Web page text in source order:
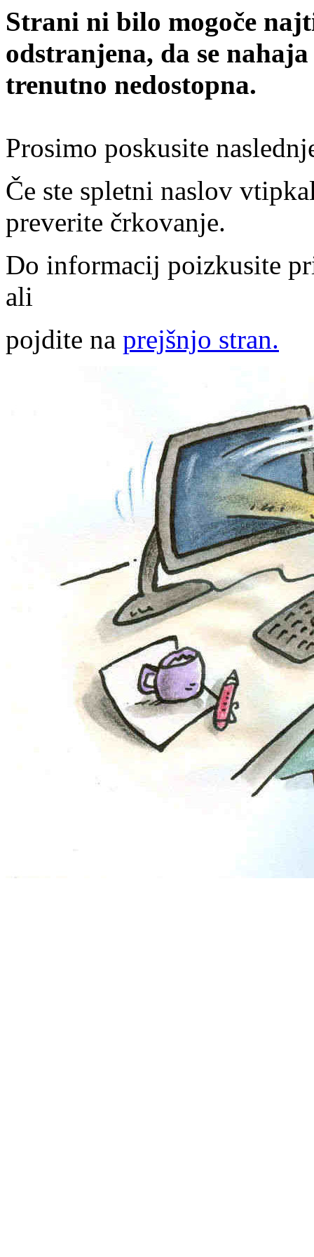
Strani ni bilo mogoče
odstranjena, da se
trenutno nedostopna.
Prosimo poskusite
Če ste spletni naslov
preverite črkovanje.
Do informacij poizkusite
ali
pojdite na prejšnjo stran.